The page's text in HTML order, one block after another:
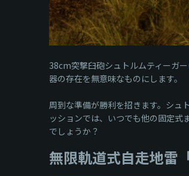
38cm突撃臼砲シュトルムティーガ
器の存在を無意味なものにします。
周到な準備が勝利を招きます。シ
ッションでは、いつでも他の固定
でしょうか？
無限軌道式自走地雷